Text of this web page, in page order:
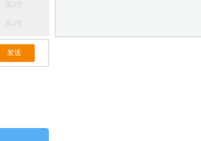
第4节
第4节
第4节
第4节